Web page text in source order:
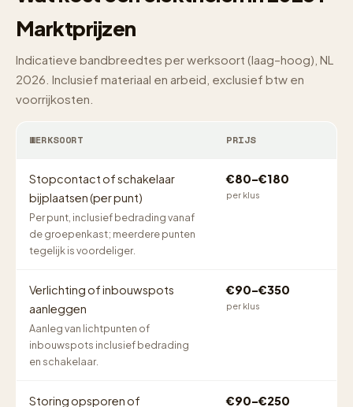
Marktprijzen
Indicatieve bandbreedtes per werksoort (laag–hoog), NL
2026. Inclusief materiaal en arbeid, exclusief btw en
voorrijkosten.
WERKSOORT PRIJS
Stopcontact of schakelaar
bijplaatsen (per punt)
Per punt, inclusief bedrading vanaf
de groepenkast; meerdere punten
tegelijk is voordeliger.
€80–€180
per klus
Verlichting of inbouwspots
aanleggen
Aanleg van lichtpunten of
inbouwspots inclusief bedrading
en schakelaar.
€90–€350
per klus
Storing opsporen of
€90–€250